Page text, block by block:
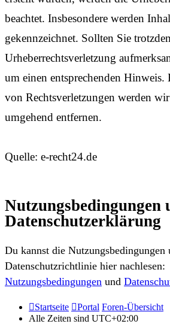
beachtet. Insbesondere werden
gekennzeichnet. Sollten Sie
Urheberrechtsverletzung
um einen entsprechenden Hinweis.
von Rechtsverletzungen werden
umgehend entfernen.
Quelle: e-recht24.de
Nutzungsbedingungen
Datenschutzerklärung
Du kannst die Nutzungsbedingungen
Datenschutzrichtlinie hier nachlesen:
Nutzungsbedingungen und
Startseite Portal Foren-Übersicht
Alle Zeiten sind UTC+02:00